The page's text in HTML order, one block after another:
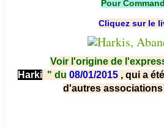
Pour
Cliquez sur le
Voir l'origine de
Harki " du 08/01/2015 , qui a
d'autres associations